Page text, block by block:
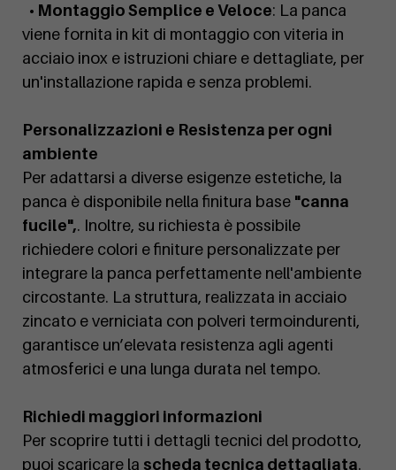
• Montaggio Semplice e Veloce: La panca
viene fornita in kit di montaggio con viteria in
acciaio inox e istruzioni chiare e dettagliate, per
un'installazione rapida e senza problemi.
Personalizzazioni e Resistenza per ogni
ambiente
Per adattarsi a diverse esigenze estetiche, la
panca è disponibile nella finitura base "canna
fucile",. Inoltre, su richiesta è possibile
richiedere colori e finiture personalizzate per
integrare la panca perfettamente nell'ambiente
circostante. La struttura, realizzata in acciaio
zincato e verniciata con polveri termoindurenti,
garantisce un’elevata resistenza agli agenti
atmosferici e una lunga durata nel tempo.
Richiedi maggiori informazioni
Per scoprire tutti i dettagli tecnici del prodotto,
puoi scaricare la scheda tecnica dettagliata.